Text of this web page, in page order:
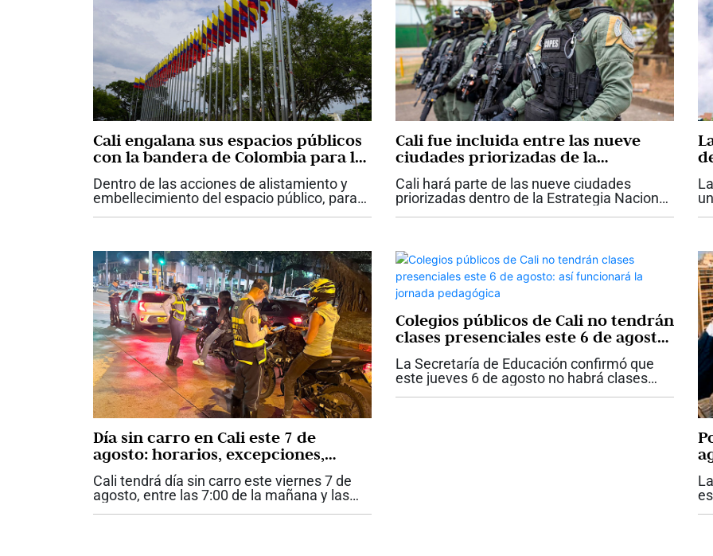
Cali engalana sus espacios públicos
con la bandera de Colombia para la
posesión presidencial
Dentro de las acciones de alistamiento y
embellecimiento del espacio público, para
Cali fue incluida entre las nueve
ciudades priorizadas de la
Estrategia Nacional de Seguridad
del Gobierno de Abelardo De la
Espriella
Cali hará parte de las nueve ciudades
priorizadas dentro de la Estrategia Nacional
Día sin carro en Cali este 7 de
agosto: horarios, excepciones,
multa y tarifa cero en el MIO
Cali tendrá día sin carro este viernes 7 de
agosto, entre las 7:00 de la mañana y las
Colegios públicos de Cali no tendrán
clases presenciales este 6 de agosto:
así funcionará la jornada
pedagógica
La Secretaría de Educación confirmó que
este jueves 6 de agosto no habrá clases